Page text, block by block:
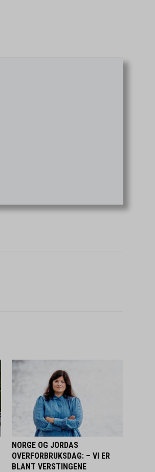
NORGE OG JORDAS
OVERFORBRUKSDAG: – VI ER
BLANT VERSTINGENE